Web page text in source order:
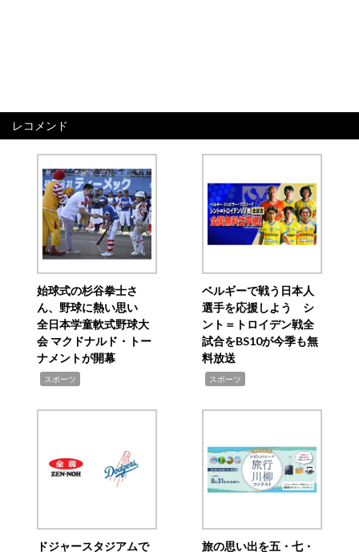
レコメンド
始球式の杉谷拳士さ
ん、野球に熱い思い
全日本学童軟式野球大
会 マクドナルド・トー
ナメントが開幕
スポーツ
ベルギーで戦う日本人
選手を応援しよう シ
ント＝トロイデン戦全
試合をBS10が今季も無
料放送
スポーツ
ドジャースタジアムで 旅の思い出を五・七・